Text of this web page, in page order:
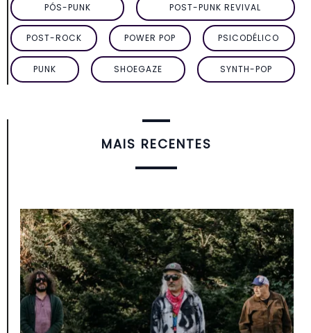
PÓS-PUNK POST-PUNK REVIVAL
POST-ROCK POWER POP PSICODÉLICO
PUNK SHOEGAZE SYNTH-POP
MAIS RECENTES